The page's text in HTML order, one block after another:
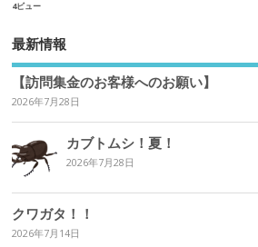
4ビュー
最新情報
【訪問集金のお客様へのお願い】
2026年7月28日
カブトムシ！夏！
2026年7月28日
クワガタ！！
2026年7月14日